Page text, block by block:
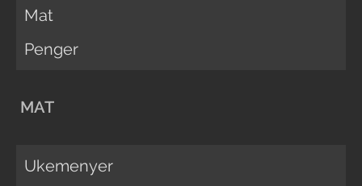
Mat
Penger
MAT
Ukemenyer